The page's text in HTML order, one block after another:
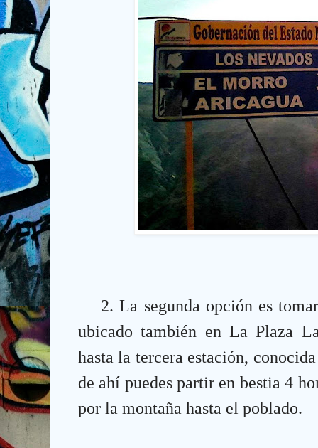
2.La segunda opción es
ubicado también en La Plaza
hasta la tercera estación,
de ahí puedes partir en bestia 4
por la montaña hasta el poblado.